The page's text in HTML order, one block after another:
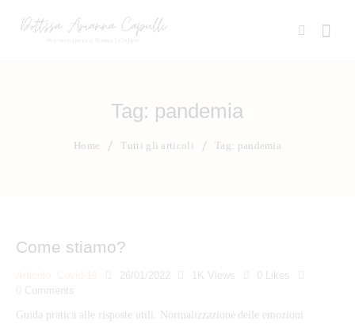
Tag: pandemia
Home Tutti gli articoli Tag: pandemia
Come stiamo?
26/01/2022 1K Views 0
Likes
0 Comments
Guida pratica alle risposte utili. Normalizzazione delle emozioni